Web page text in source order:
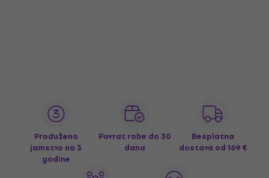
Produženo
jamstvo na 3
godine
Povrat robe do 30
dana
Besplatna
dostava od 169 €